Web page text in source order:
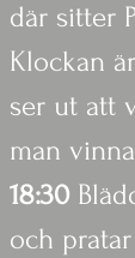
där sitter
Klockan är
ser ut att
man
18:30
och